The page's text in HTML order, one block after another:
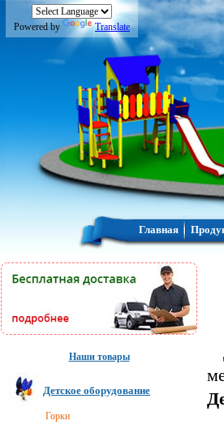
Powered by Translate
Главная
Наши товары
Детское оборудование
Горки